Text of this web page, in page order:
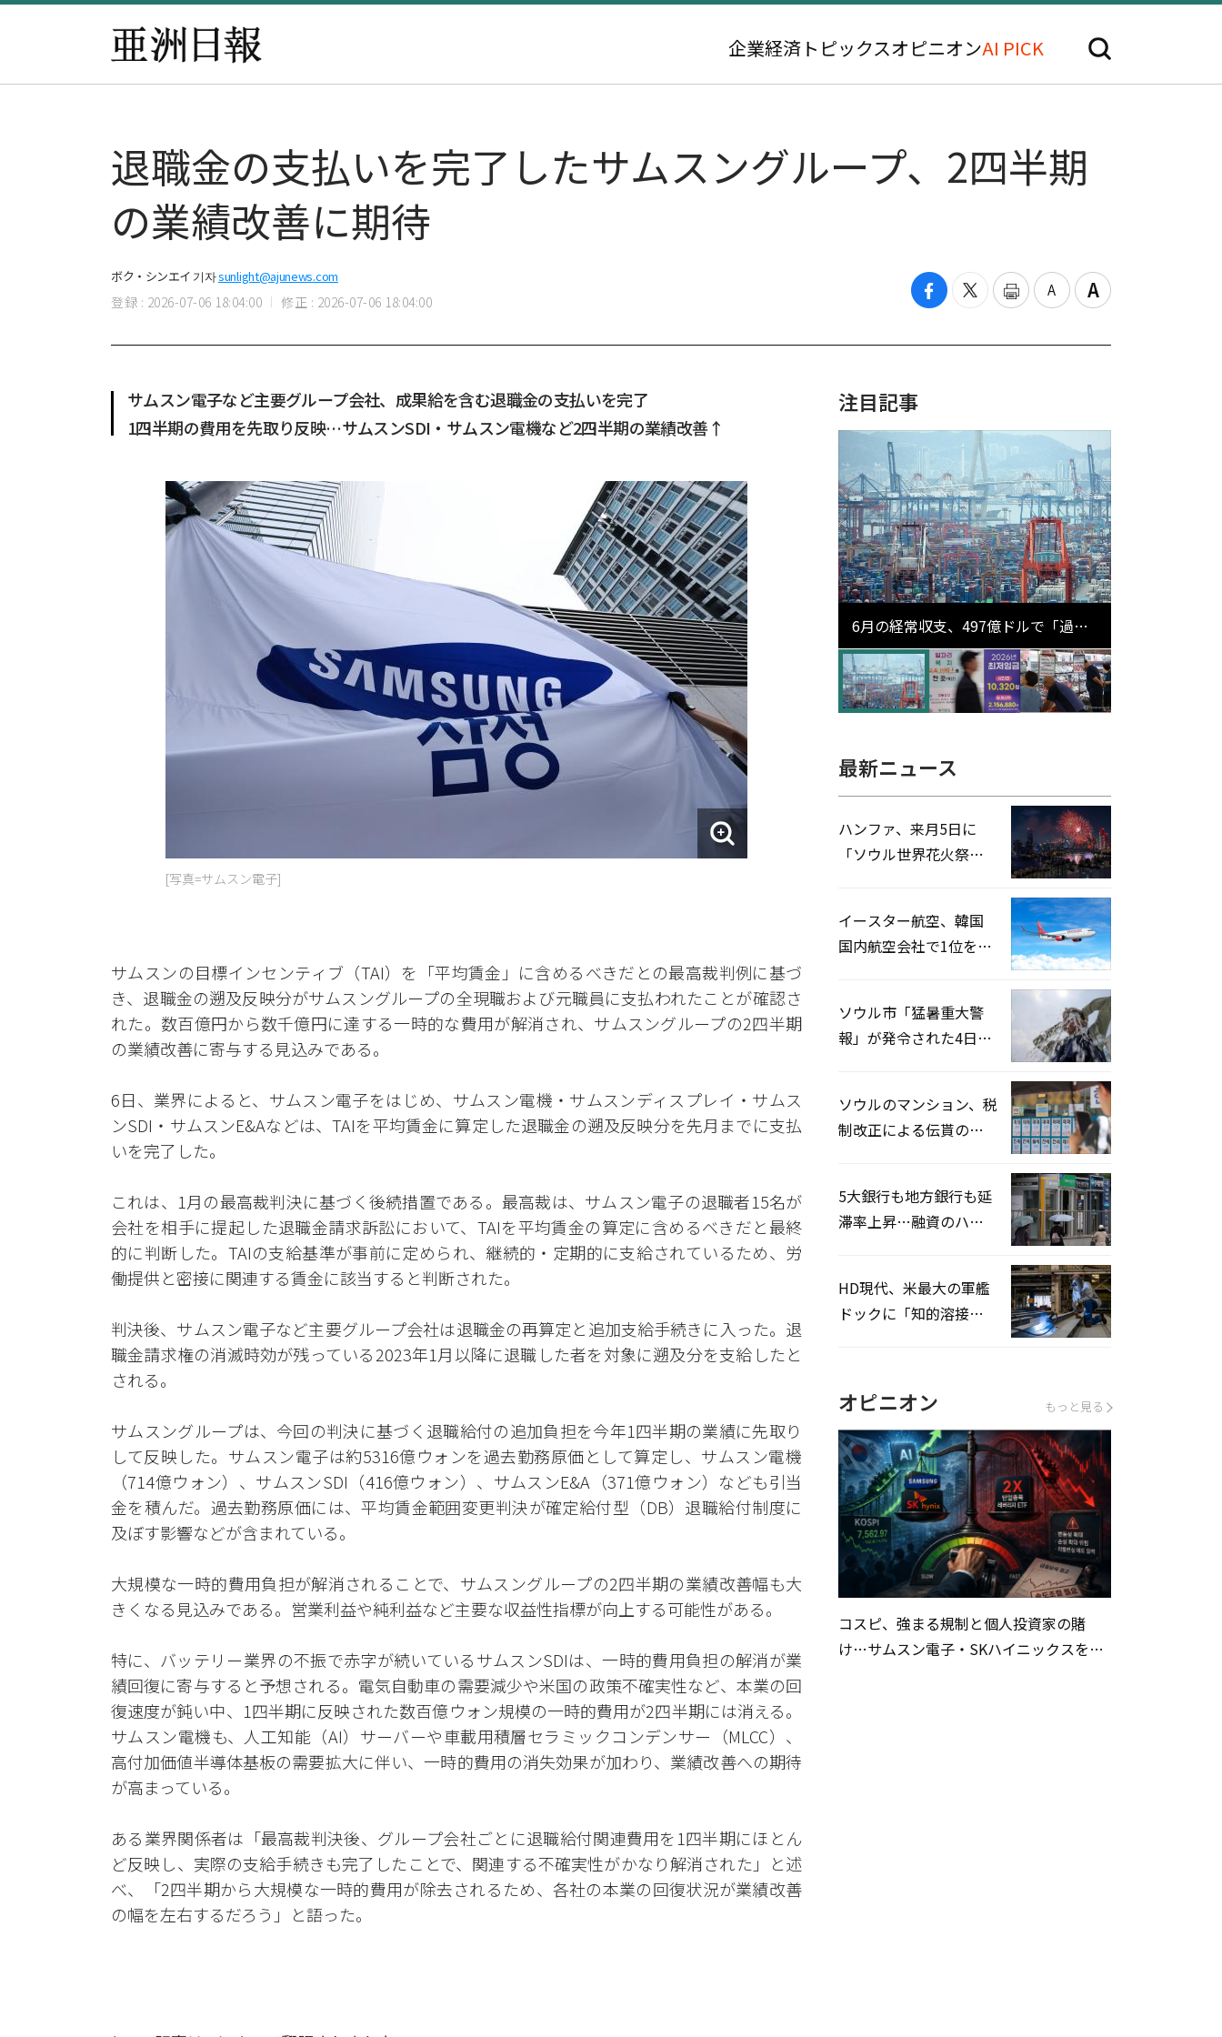
企業経済 トピックスオピニオンAI PICK
退職金の支払いを完了したサムスングループ、2四半期
の業績改善に期待
ボク・シンエイ 기자sunlight@ajunews.com
登録 : 2026-07-06 18:04:00 修正 : 2026-07-06 18:04:00
サムスン電子など主要グループ会社、成果給を含む退職金の支払いを完了
1四半期の費用を先取り反映…サムスンSDI・サムスン電機など2四半期の業績改善↑
[写真=サムスン電子]
サムスンの目標インセンティブ（TAI）を「平均賃金」に含めるべきだとの最高裁判例に基づ
き、退職金の遡及反映分がサムスングループの全現職および元職員に支払われたことが確認さ
れた。数百億円から数千億円に達する一時的な費用が解消され、サムスングループの2四半期
の業績改善に寄与する見込みである。
6日、業界によると、サムスン電子をはじめ、サムスン電機・サムスンディスプレイ・サムス
ンSDI・サムスンE&Aなどは、TAIを平均賃金に算定した退職金の遡及反映分を先月までに支払
いを完了した。
これは、1月の最高裁判決に基づく後続措置である。最高裁は、サムスン電子の退職者15名が
会社を相手に提起した退職金請求訴訟において、TAIを平均賃金の算定に含めるべきだと最終
的に判断した。TAIの支給基準が事前に定められ、継続的・定期的に支給されているため、労
働提供と密接に関連する賃金に該当すると判断された。
判決後、サムスン電子など主要グループ会社は退職金の再算定と追加支給手続きに入った。退
職金請求権の消滅時効が残っている2023年1月以降に退職した者を対象に遡及分を支給したと
される。
サムスングループは、今回の判決に基づく退職給付の追加負担を今年1四半期の業績に先取り
して反映した。サムスン電子は約5316億ウォンを過去勤務原価として算定し、サムスン電機
（714億ウォン）、サムスンSDI（416億ウォン）、サムスンE&A（371億ウォン）なども引当
金を積んだ。過去勤務原価には、平均賃金範囲変更判決が確定給付型（DB）退職給付制度に
及ぼす影響などが含まれている。
大規模な一時的費用負担が解消されることで、サムスングループの2四半期の業績改善幅も大
きくなる見込みである。営業利益や純利益など主要な収益性指標が向上する可能性がある。
特に、バッテリー業界の不振で赤字が続いているサムスンSDIは、一時的費用負担の解消が業
績回復に寄与すると予想される。電気自動車の需要減少や米国の政策不確実性など、本業の回
復速度が鈍い中、1四半期に反映された数百億ウォン規模の一時的費用が2四半期には消える。
サムスン電機も、人工知能（AI）サーバーや車載用積層セラミックコンデンサー（MLCC）、
高付加価値半導体基板の需要拡大に伴い、一時的費用の消失効果が加わり、業績改善への期待
が高まっている。
ある業界関係者は「最高裁判決後、グループ会社ごとに退職給付関連費用を1四半期にほとん
ど反映し、実際の支給手続きも完了したことで、関連する不確実性がかなり解消された」と述
べ、「2四半期から大規模な一時的費用が除去されるため、各社の本業の回復状況が業績改善
の幅を左右するだろう」と語った。
注目記事
6月の経常収支、497億ドルで「過去
最大」…輸出が初の1000億ドル突破
最新ニュース
ハンファ、来月5日に
「ソウル世界花火祭り
イースター航空、韓国
国内航空会社で1位を記
ソウル市「猛暑重大警
報」が発令された4日、
ソウルのマンション、税
制改正による伝貰の月
5大銀行も地方銀行も延
滞率上昇…融資のハー
HD現代、米最大の軍艦
ドックに「知的溶接」
オピニオン もっと見る
コスピ、強まる規制と個人投資家の賭
け…サムスン電子・SKハイニックスを巡